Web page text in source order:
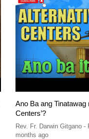
Ano Ba ang Tinatawag
Centers’?
Rev. Fr. Darwin Gitgano -
months ago